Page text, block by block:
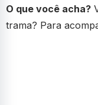
O que você acha?
trama? Para